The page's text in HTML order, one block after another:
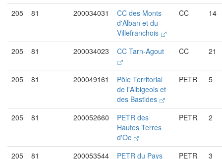
205 81 200034031
CC des Monts
d'Alban et du
Villefranchois
CC 14
205 81 200034023 CC Tarn-Agout CC 21
205 81 200049161
Pôle Territorial
de l'Albigeois et
des Bastides
PETR 5
205 81 200052660
PETR des
Hautes Terres
d'Oc
PETR 2
205 81 200053544
PETR du Pays
PETR 3